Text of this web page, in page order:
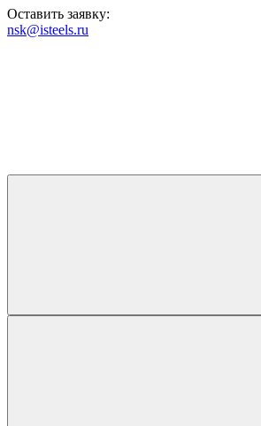
Оставить заявку:
nsk@isteels.ru